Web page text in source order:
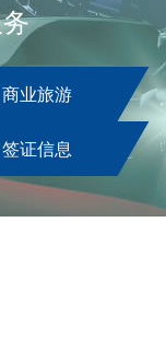
商业旅游
签证信息